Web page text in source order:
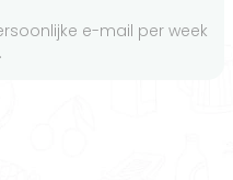
e-mail per week